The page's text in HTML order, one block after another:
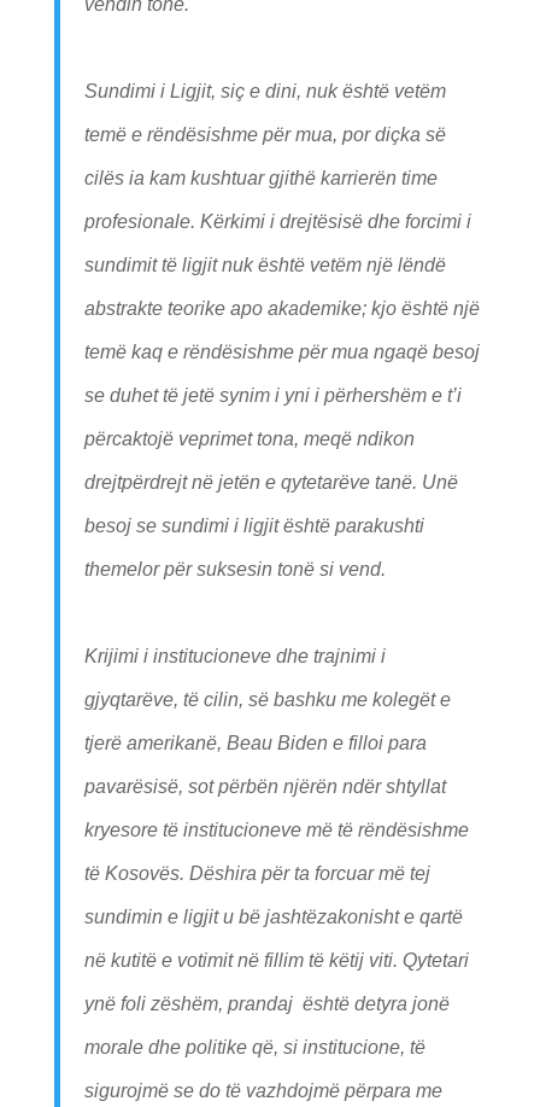
Sundimi i Ligjit, siç e dini, nuk është vetëm
temë e rëndësishme për mua, por diçka së
cilës ia kam kushtuar gjithë karrierën time
profesionale. Kërkimi i drejtësisë dhe forcimi i
sundimit të ligjit nuk është vetëm një lëndë
abstrakte teorike apo akademike; kjo është një
temë kaq e rëndësishme për mua ngaqë besoj
se duhet të jetë synim i yni i përhershëm e t’i
përcaktojë veprimet tona, meqë ndikon
drejtpërdrejt në jetën e qytetarëve tanë. Unë
besoj se sundimi i ligjit është parakushti
themelor për suksesin tonë si vend.
Krijimi i institucioneve dhe trajnimi i
gjyqtarëve, të cilin, së bashku me kolegët e
tjerë amerikanë, Beau Biden e filloi para
pavarësisë, sot përbën njërën ndër shtyllat
kryesore të institucioneve më të rëndësishme
të Kosovës. Dëshira për ta forcuar më tej
sundimin e ligjit u bë jashtëzakonisht e qartë
në kutitë e votimit në fillim të këtij viti. Qytetari
ynë foli zëshëm, prandaj është detyra jonë
morale dhe politike që, si institucione, të
sigurojmë se do të vazhdojmë përpara me